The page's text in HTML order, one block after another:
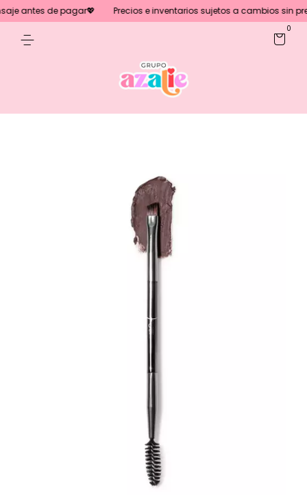
de pagar💖 Precios e inventarios sujetos a cambios sin previo
0